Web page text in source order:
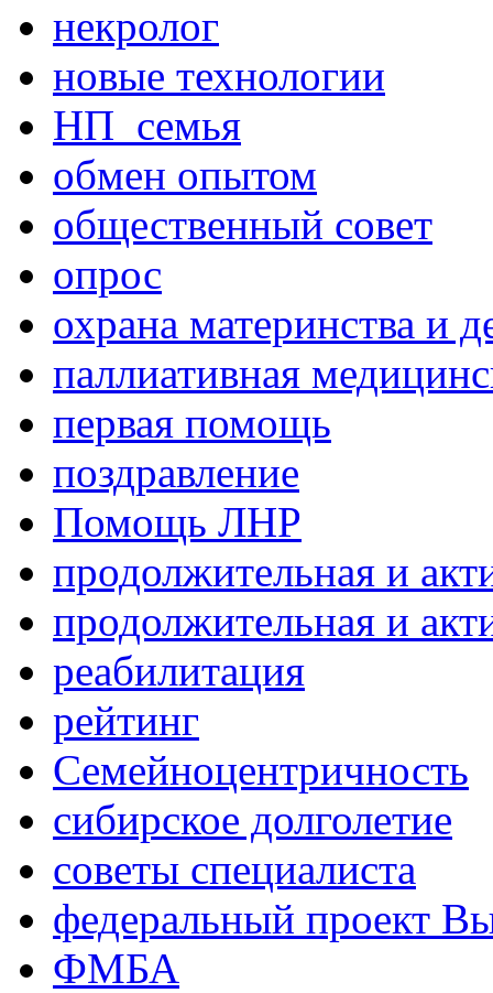
некролог
новые технологии
НП_семья
обмен опытом
общественный совет
опрос
охрана материнства и
паллиативная
первая помощь
поздравление
Помощь ЛНР
продолжительная и
продолжительная и
реабилитация
рейтинг
Семейноцентричность
сибирское долголетие
советы специалиста
федеральный проект
ФМБА